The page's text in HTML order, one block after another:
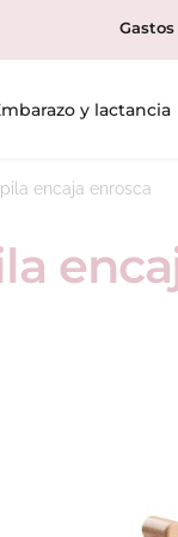
y lactancia
encaja enrosca